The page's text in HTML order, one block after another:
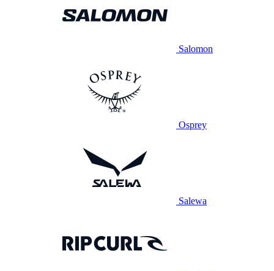
Salomon
Osprey
Salewa